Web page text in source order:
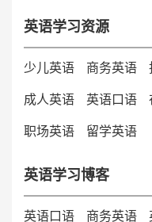
外教网的价格到底有多
英语学习资源
少儿英语 商务英语
成人英语 英语口语
职场英语 留学英语
英语学习博客
英语口语 商务英语